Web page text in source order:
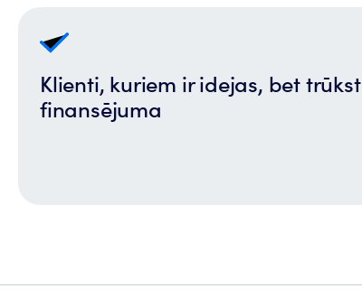
Klienti, kuriem ir idejas, bet trūkst
finansējuma